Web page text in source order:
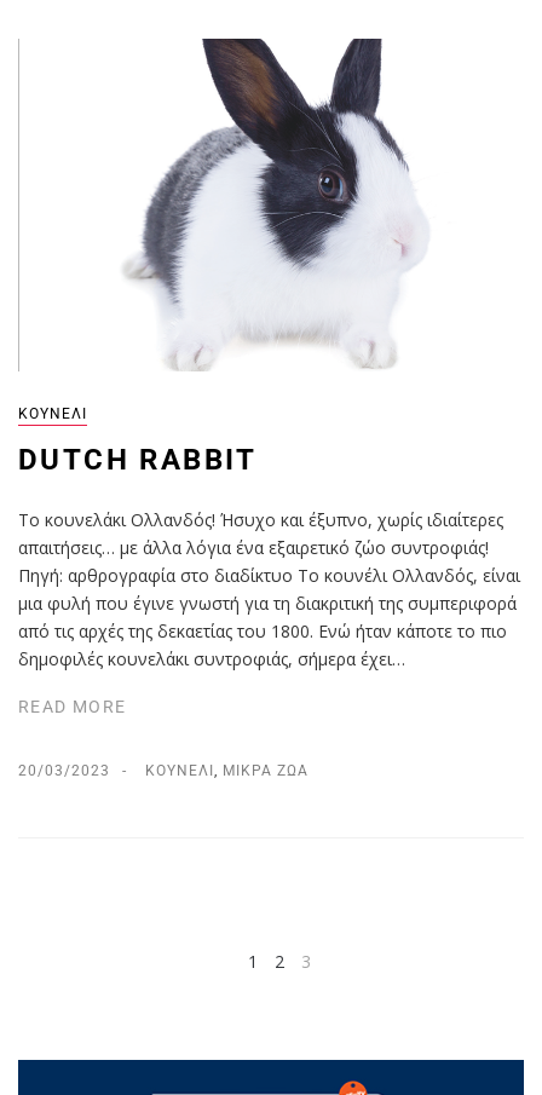
ΚΟΥΝΈΛΙ
DUTCH RABBIT
Tο κουνελάκι Ολλανδός! Ήσυχο και έξυπνο, χωρίς ιδιαίτερες
απαιτήσεις… με άλλα λόγια ένα εξαιρετικό ζώο συντροφιάς!
Πηγή: αρθρογραφία στο διαδίκτυο Το κουνέλι Ολλανδός, είναι
μια φυλή που έγινε γνωστή για τη διακριτική της συμπεριφορά
από τις αρχές της δεκαετίας του 1800. Ενώ ήταν κάποτε το πιο
δημοφιλές κουνελάκι συντροφιάς, σήμερα έχει…
READ MORE
20/03/2023 ΚΟΥΝΈΛΙ , ΜΙΚΡΆ ΖΏΑ
1 2 3